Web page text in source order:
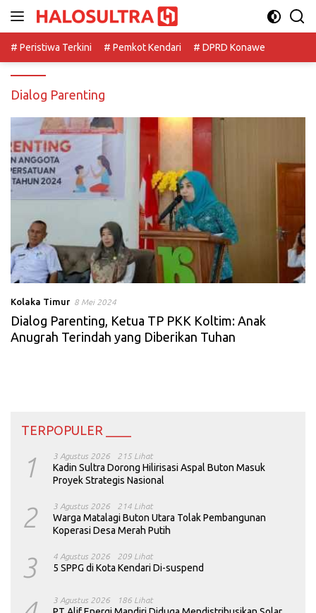
# Peristiwa Terkini
# Pemkot Kendari # DPRD Konawe
Dialog Parenting
Kolaka Timur 8 Mei 2024
Dialog Parenting, Ketua TP PKK Koltim: Anak
Anugrah Terindah yang Diberikan Tuhan
TERPOPULER ____
1 3 Agustus 2026 215 Lihat
Kadin Sultra Dorong Hilirisasi Aspal Buton Masuk
Proyek Strategis Nasional
2 3 Agustus 2026 214 Lihat
Warga Matalagi Buton Utara Tolak Pembangunan
Koperasi Desa Merah Putih
3 4 Agustus 2026 209 Lihat
5 SPPG di Kota Kendari Di-suspend
3 Agustus 2026 186 Lihat